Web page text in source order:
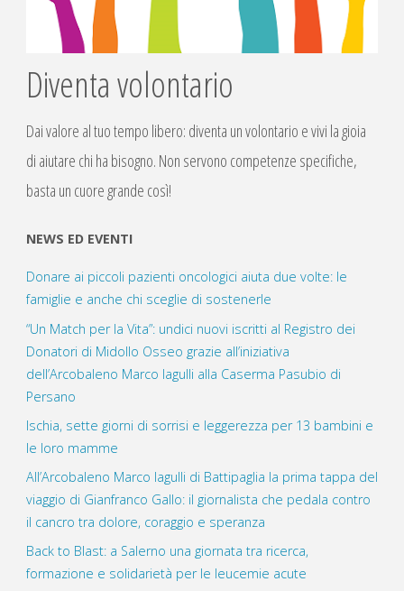
Diventa volontario
Dai valore al tuo tempo libero: diventa un volontario e vivi la gioia
di aiutare chi ha bisogno. Non servono competenze specifiche,
basta un cuore grande così!
NEWS ED EVENTI
Donare ai piccoli pazienti oncologici aiuta due volte: le
famiglie e anche chi sceglie di sostenerle
“Un Match per la Vita”: undici nuovi iscritti al Registro dei
Donatori di Midollo Osseo grazie all’iniziativa
dell’Arcobaleno Marco Iagulli alla Caserma Pasubio di
Persano
Ischia, sette giorni di sorrisi e leggerezza per 13 bambini e
le loro mamme
All’Arcobaleno Marco Iagulli di Battipaglia la prima tappa del
viaggio di Gianfranco Gallo: il giornalista che pedala contro
il cancro tra dolore, coraggio e speranza
Back to Blast: a Salerno una giornata tra ricerca,
formazione e solidarietà per le leucemie acute